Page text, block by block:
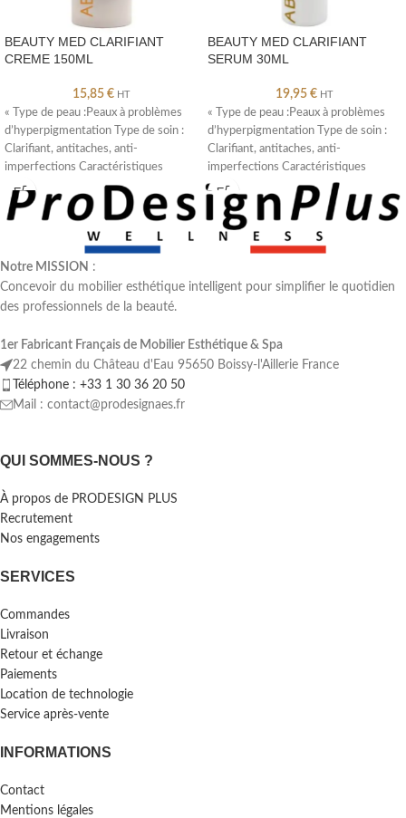
BEAUTY MED CLARIFIANT
CREME 150ML
15,85 € HT
« Type de peau :Peaux à problèmes
d’hyperpigmentation Type de soin :
Clarifiant, antitaches, anti-
imperfections Caractéristiques
:Apporte des effets clarifiants
immédiats
BEAUTY MED CLARIFIANT
SERUM 30ML
19,95 € HT
« Type de peau :Peaux à problèmes
d’hyperpigmentation Type de soin :
Clarifiant, antitaches, anti-
imperfections Caractéristiques
:Minimise l’apparence des problèmes
Notre MISSION :
Concevoir du mobilier esthétique intelligent pour simplifier le quotidien
des professionnels de la beauté.
1er Fabricant Français de Mobilier Esthétique & Spa
22 chemin du Château d'Eau 95650 Boissy-l'Aillerie France
Téléphone : +33 1 30 36 20 50
Mail : contact@prodesignaes.fr
QUI SOMMES-NOUS ?
À propos de PRODESIGN PLUS
Recrutement
Nos engagements
SERVICES
Commandes
Livraison
Retour et échange
Paiements
Location de technologie
Service après-vente
INFORMATIONS
Contact
Mentions légales